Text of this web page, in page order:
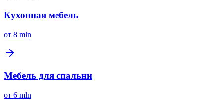
Кухонная мебель
от 8 mln
Мебель для спальни
от 6 mln